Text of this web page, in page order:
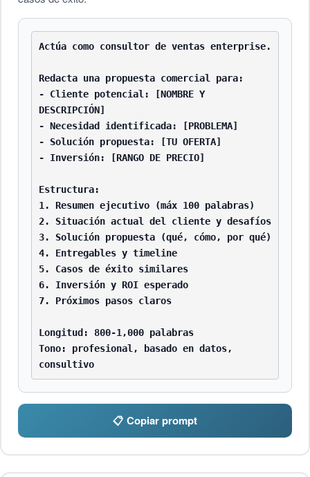
Actúa como consultor de ventas enterprise.
Redacta una propuesta comercial para:
- Cliente potencial: [NOMBRE Y
DESCRIPCIÓN]
- Necesidad identificada: [PROBLEMA]
- Solución propuesta: [TU OFERTA]
- Inversión: [RANGO DE PRECIO]
Estructura:
1. Resumen ejecutivo (máx 100 palabras)
2. Situación actual del cliente y desafíos
3. Solución propuesta (qué, cómo, por qué)
4. Entregables y timeline
5. Casos de éxito similares
6. Inversión y ROI esperado
7. Próximos pasos claros
Longitud: 800-1,000 palabras
Tono: profesional, basado en datos,
consultivo
📋 Copiar prompt